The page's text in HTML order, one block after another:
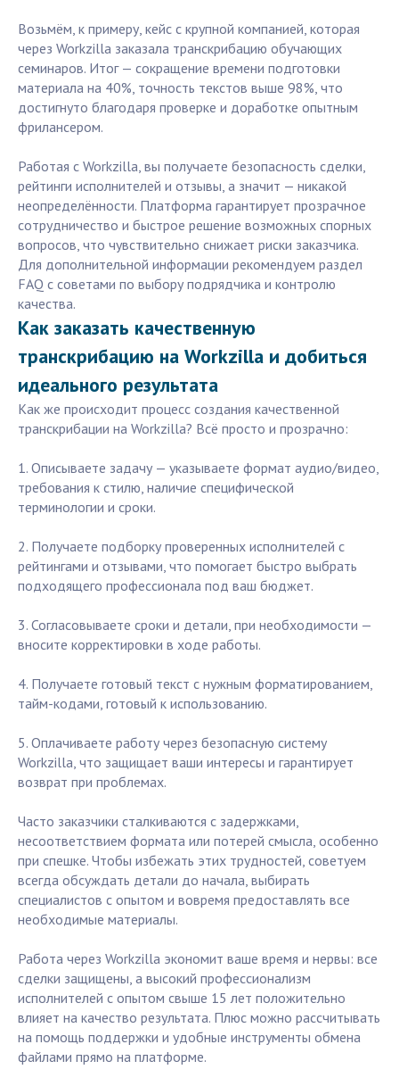
Возьмём, к примеру, кейс с крупной компанией, которая
через Workzilla заказала транскрибацию обучающих
семинаров. Итог — сокращение времени подготовки
материала на 40%, точность текстов выше 98%, что
достигнуто благодаря проверке и доработке опытным
фрилансером.
Работая с Workzilla, вы получаете безопасность сделки,
рейтинги исполнителей и отзывы, а значит — никакой
неопределённости. Платформа гарантирует прозрачное
сотрудничество и быстрое решение возможных спорных
вопросов, что чувствительно снижает риски заказчика.
Для дополнительной информации рекомендуем раздел
FAQ с советами по выбору подрядчика и контролю
качества.
Как заказать качественную
транскрибацию на Workzilla и добиться
идеального результата
Как же происходит процесс создания качественной
транскрибации на Workzilla? Всё просто и прозрачно:
1. Описываете задачу — указываете формат аудио/видео,
требования к стилю, наличие специфической
терминологии и сроки.
2. Получаете подборку проверенных исполнителей с
рейтингами и отзывами, что помогает быстро выбрать
подходящего профессионала под ваш бюджет.
3. Согласовываете сроки и детали, при необходимости —
вносите корректировки в ходе работы.
4. Получаете готовый текст с нужным форматированием,
тайм-кодами, готовый к использованию.
5. Оплачиваете работу через безопасную систему
Workzilla, что защищает ваши интересы и гарантирует
возврат при проблемах.
Часто заказчики сталкиваются с задержками,
несоответствием формата или потерей смысла, особенно
при спешке. Чтобы избежать этих трудностей, советуем
всегда обсуждать детали до начала, выбирать
специалистов с опытом и вовремя предоставлять все
необходимые материалы.
Работа через Workzilla экономит ваше время и нервы: все
сделки защищены, а высокий профессионализм
исполнителей с опытом свыше 15 лет положительно
влияет на качество результата. Плюс можно рассчитывать
на помощь поддержки и удобные инструменты обмена
файлами прямо на платформе.